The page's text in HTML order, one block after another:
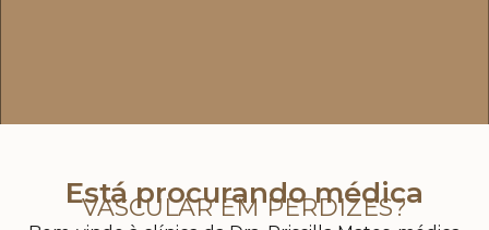
Está procurando médica
VASCULAR EM PERDIZES?